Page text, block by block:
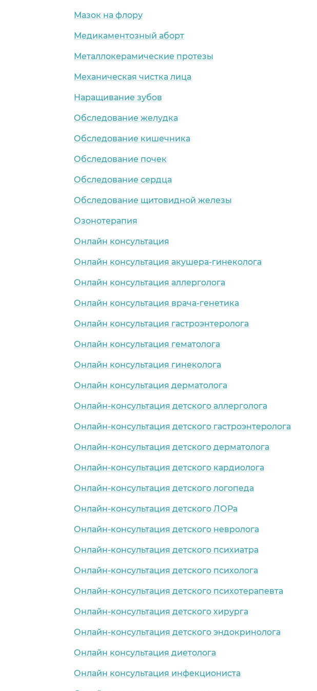
Мазок на флору
Медикаментозный аборт
Металлокерамические протезы
Механическая чистка лица
Наращивание зубов
Обследование желудка
Обследование кишечника
Обследование почек
Обследование сердца
Обследование щитовидной железы
Озонотерапия
Онлайн консультация
Онлайн консультация акушера-гинеколога
Онлайн консультация аллерголога
Онлайн консультация врача-генетика
Онлайн консультация гастроэнтеролога
Онлайн консультация гематолога
Онлайн консультация гинеколога
Онлайн консультация дерматолога
Онлайн-консультация детского аллерголога
Онлайн-консультация детского гастроэнтеролога
Онлайн-консультация детского дерматолога
Онлайн-консультация детского кардиолога
Онлайн-консультация детского логопеда
Онлайн-консультация детского ЛОРа
Онлайн-консультация детского невролога
Онлайн-консультация детского психиатра
Онлайн-консультация детского психолога
Онлайн-консультация детского психотерапевта
Онлайн-консультация детского хирурга
Онлайн-консультация детского эндокринолога
Онлайн консультация диетолога
Онлайн консультация инфекциониста